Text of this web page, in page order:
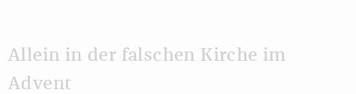
Allein in der falschen Kirche im
Advent